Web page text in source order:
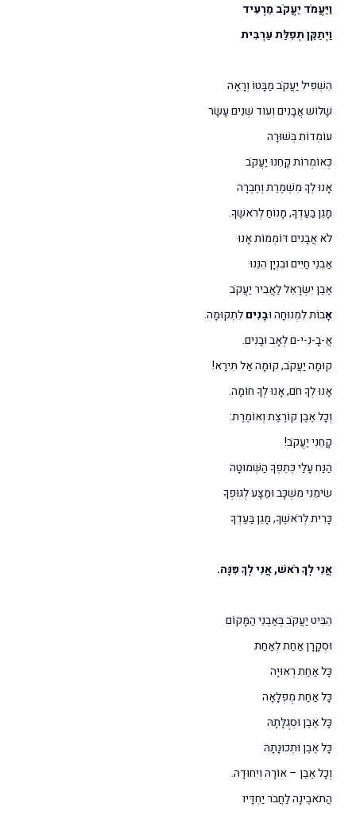
וַיַּעֲמֹד יַעֲקֹב מַרְעִיד
וַיְתַקֵּן תְּפִלַּת עַרְבִית
הִשְׁפִּיל יַעֲקֹב מַבָּטוֹ וְרָאָה
שָׁלוֹשׁ אֲבָנִים וְעוֹד שְׁנֵים עָשָׂר
עוֹמְדוֹת בְּשׁוּרָה
כְּאוֹמְרוֹת קָחֵנוּ יַעֲקֹב
אָנוּ לְךָ מִשְׁמֶרֶת וְחֶבְרָה
מָגֵן בַּעַדְךָ, מָנוֹחַ לְרֹאשֶׁךָ.
לֹא אֲבָנִים דּוֹמְמוֹת אָנוּ
אַבְנֵי חַיִּים וּבִנְיָן הִנֵּנוּ
אֶבֶן יִשְׂרָאֵל לַאֲבִיר יַעֲקֹב
אָבוֹת לִמְנוּחָה וּבָנִיםלִתְקוּמָה.
אֲ-בָ-נִ-י-ם לְאָב וּבָנִים.
קוּמָה יַעֲקֹב, קוּמָה אַל תִּירָא!
אָנוּ לְךָ חֹם, אָנוּ לְךָ חוֹמָה.
וְכָל אֶבֶן קוֹרֶצֶת וְאוֹמֶרֶת:
קָחֵנִי יַעֲקֹב!
הַנַּח עָלַי כְּתֵפְךָ הַשְּׁמוּטָה
שִׂימֵנִי מִשְׁכָּב וּמַצָּע לְגוּפְךָ
כָּרִית לְרֹאשֶׁךָ, מָגֵן בַּעַדְךָ
אֲנִי לְךָ רֹאשׁ, אֲנִי לְךָ פִּנָּה.
הִבִּיט יַעֲקֹב בְּאַבְנֵי הַמָּקוֹם
וּסְקָרָן אַחַת לְאַחַת
כָּל אַחַת רְאוּיָה
כָּל אַחַת מֻפְלָאָה
כָּל אֶבֶן וּסְגֻלָּתָהּ
כָּל אֶבֶן וּתְכוּנָתָהּ
וְכָל אֶבֶן – אוֹרָהּ וְיִחוּדָהּ.
הֲתֹאבֶינָה לַחֲבֹר יַחְדָּיו